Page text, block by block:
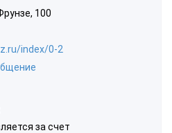
100
index/0-2
за счет